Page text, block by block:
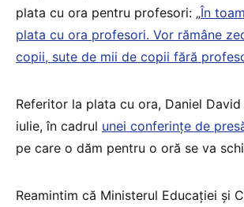
plata cu ora pentru profesori: „În
plata cu ora profesori. Vor rămâne
copii, sute de mii de copii fără
Referitor la plata cu ora, Daniel
iulie, în cadrul unei conferințe de
pe care o dăm pentru o oră se va
Reamintim că Ministerul Educației și